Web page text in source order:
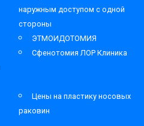
наружным доступом с одной
стороны
ЭТМОИДОТОМИЯ
Сфенотомия ЛОР Клиника
Цены на пластику носовых
раковин